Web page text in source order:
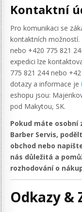
Kontaktní
Pro komunikaci se
kontaktních možností.
nebo +420 775 821
expedici lze
775 821 244 nebo
dotazy a informace je
eshopu jsou:
pod Makytou, SK.
Pokud máte osobní
Barber Servis,
obchod nebo
nás důležitá a
rozhodování o
Odkazy &